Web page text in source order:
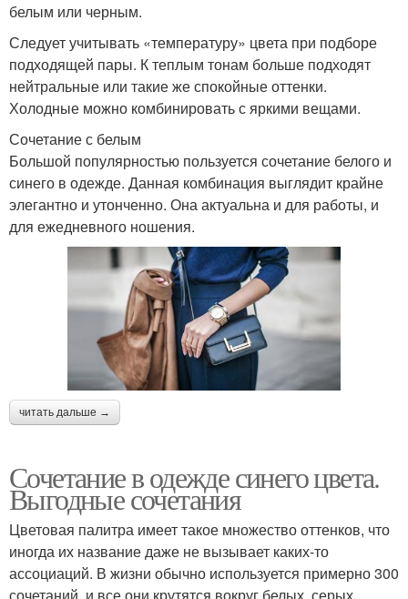
белым или черным.
Следует учитывать «температуру» цвета при подборе
подходящей пары. К теплым тонам больше подходят
нейтральные или такие же спокойные оттенки.
Холодные можно комбинировать с яркими вещами.
Сочетание с белым
Большой популярностью пользуется сочетание белого и
синего в одежде. Данная комбинация выглядит крайне
элегантно и утонченно. Она актуальна и для работы, и
для ежедневного ношения.
читать дальше →
Сочетание в одежде синего цвета.
Выгодные сочетания
Цветовая палитра имеет такое множество оттенков, что
иногда их название даже не вызывает каких-то
ассоциаций. В жизни обычно используется примерно 300
сочетаний, и все они крутятся вокруг белых, серых,